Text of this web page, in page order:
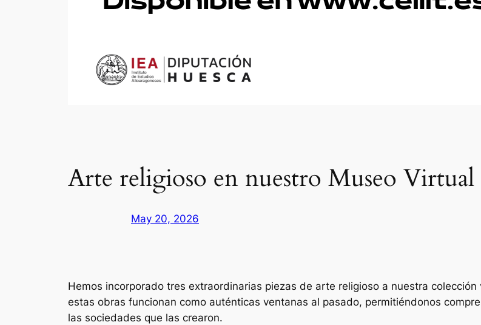
Arte religioso en nuestro Museo Virtual
May 20, 2026
Hemos incorporado tres extraordinarias piezas de arte religioso a nuestra
estas obras funcionan como auténticas ventanas al pasado, permitiéndonos
las sociedades que las crearon.